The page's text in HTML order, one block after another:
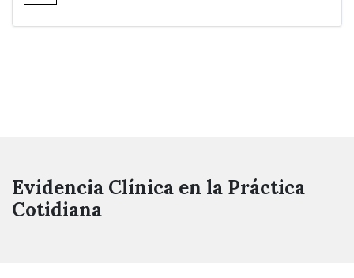
Evidencia Clínica en la Práctica
Cotidiana